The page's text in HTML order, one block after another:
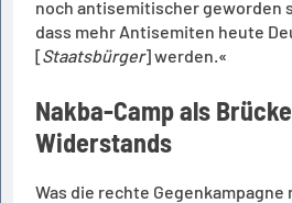
noch antisemitischer geworden
dass mehr Antisemiten heute
[Staatsbürger] werden.«
Nakba-Camp als
Widerstands
Was die rechte